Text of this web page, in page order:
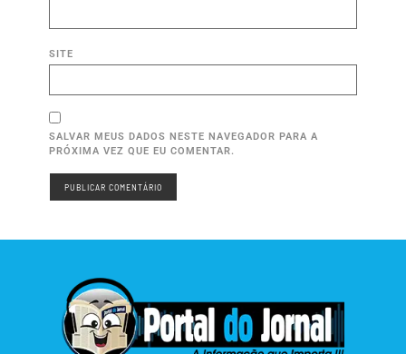
SITE
SALVAR MEUS DADOS NESTE NAVEGADOR PARA A
PRÓXIMA VEZ QUE EU COMENTAR.